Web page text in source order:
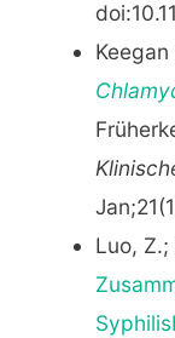
Luo,